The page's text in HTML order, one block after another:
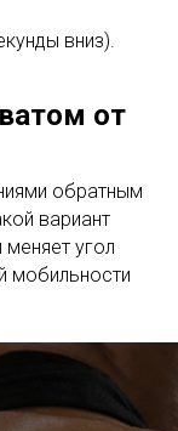
вниз).
от
обратным
вариант
меняет угол
мобильности